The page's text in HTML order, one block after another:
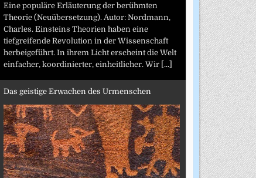
Eine populäre Erläuterung der berühmten
Theorie (Neuübersetzung). Autor: Nordmann,
Charles. Einsteins Theorien haben eine
tiefgreifende Revolution in der Wissenschaft
herbeigeführt. In ihrem Licht erscheint die Welt
einfacher, koordinierter, einheitlicher. Wir [...]
Das geistige Erwachen des Urmenschen